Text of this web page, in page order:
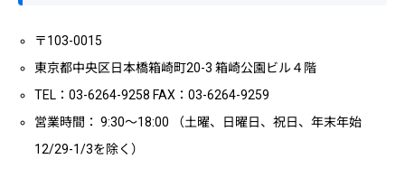
〒103-0015
東京都中央区日本橋箱崎町20-3 箱崎公園ビル４階
TEL：03-6264-9258 FAX：03-6264-9259
営業時間： 9:30～18:00 （土曜、日曜日、祝日、年末年始
12/29-1/3を除く）